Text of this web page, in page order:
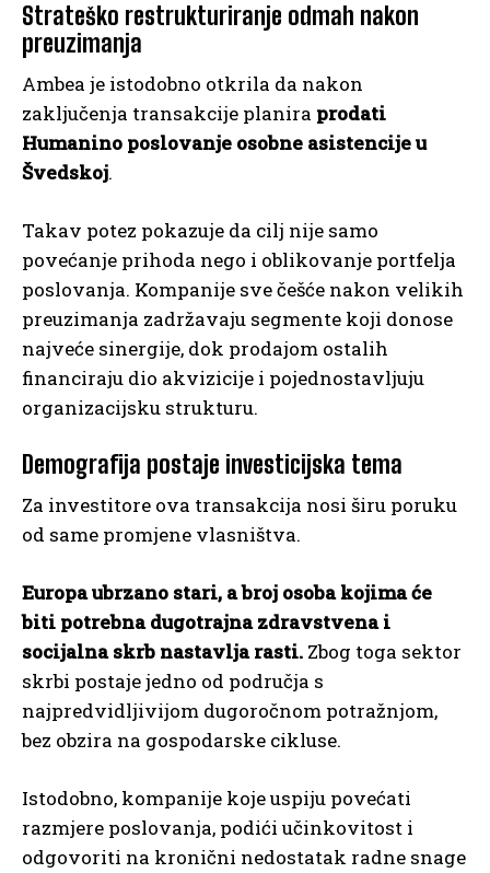
Strateško restrukturiranje odmah nakon
preuzimanja
Ambea je istodobno otkrila da nakon
zaključenja transakcije planira prodati
Humanino poslovanje osobne asistencije u
Švedskoj.
Takav potez pokazuje da cilj nije samo
povećanje prihoda nego i oblikovanje portfelja
poslovanja. Kompanije sve češće nakon velikih
preuzimanja zadržavaju segmente koji donose
najveće sinergije, dok prodajom ostalih
financiraju dio akvizicije i pojednostavljuju
organizacijsku strukturu.
Demografija postaje investicijska tema
Za investitore ova transakcija nosi širu poruku
od same promjene vlasništva.
Europa ubrzano stari, a broj osoba kojima će
biti potrebna dugotrajna zdravstvena i
socijalna skrb nastavlja rasti. Zbog toga sektor
skrbi postaje jedno od područja s
najpredvidljivijom dugoročnom potražnjom,
bez obzira na gospodarske cikluse.
Istodobno, kompanije koje uspiju povećati
razmjere poslovanja, podići učinkovitost i
odgovoriti na kronični nedostatak radne snage